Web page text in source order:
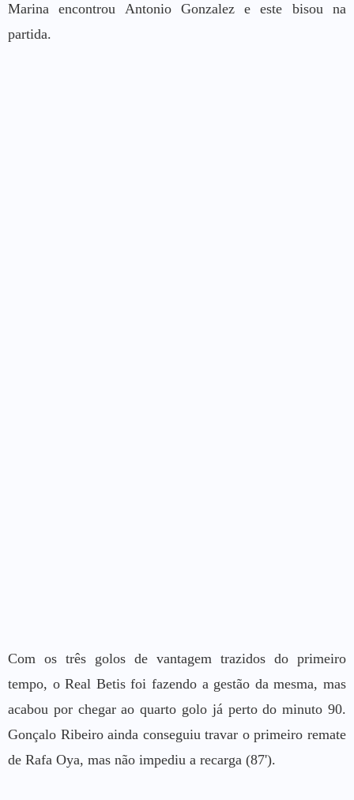
Marina encontrou Antonio Gonzalez e este bisou na
partida.
Com os três golos de vantagem trazidos do primeiro
tempo, o Real Betis foi fazendo a gestão da mesma, mas
acabou por chegar ao quarto golo já perto do minuto 90.
Gonçalo Ribeiro ainda conseguiu travar o primeiro remate
de Rafa Oya, mas não impediu a recarga (87').